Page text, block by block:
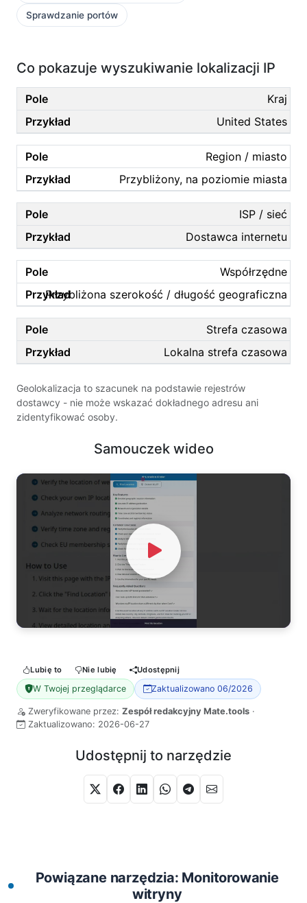
Sprawdzanie portów
Co pokazuje wyszukiwanie lokalizacji IP
Kraj
United States
Region / miasto
Przybliżony, na poziomie miasta
ISP / sieć
Dostawca internetu
Współrzędne
Przybliżona szerokość / długość geograficzna
Strefa czasowa
Lokalna strefa czasowa
Geolokalizacja to szacunek na podstawie rejestrów
dostawcy - nie może wskazać dokładnego adresu ani
zidentyfikować osoby.
Samouczek wideo
Watch Video
Lubię to Nie lubię Udostępnij
W Twojej przeglądarce Zaktualizowano 06/2026
Zweryfikowane przez: Zespół redakcyjny Mate.tools ·
Zaktualizowano: 2026-06-27
Udostępnij to narzędzie
Powiązane narzędzia: Monitorowanie
witryny